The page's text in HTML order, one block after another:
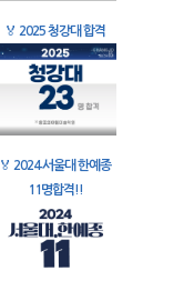
🏅 2025 청강대 합격
🏅 2024 서울대 한예종
11명합격!!